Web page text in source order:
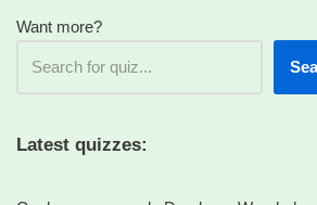
Want more?
Latest quizzes: